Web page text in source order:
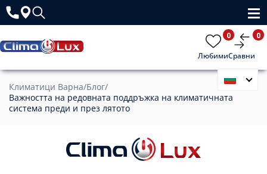
Любими
0
Сравни
0
Климатици Варна/Блог/
Важността на редовната поддръжка на климатичната
система преди и през лятото